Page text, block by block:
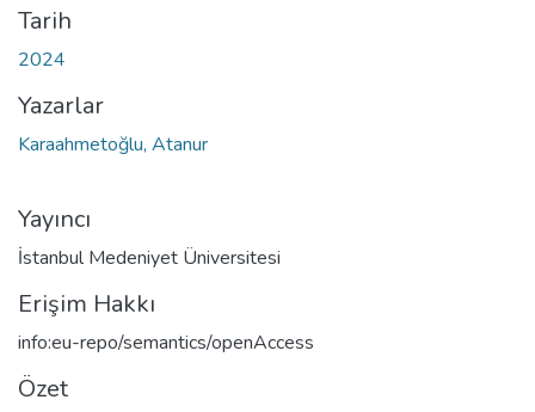
Tarih
2024
Yazarlar
Karaahmetoğlu, Atanur
Yayıncı
İstanbul Medeniyet Üniversitesi
Erişim Hakkı
info:eu-repo/semantics/openAccess
Özet